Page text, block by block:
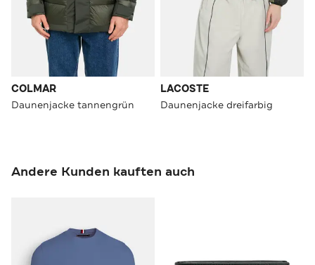
COLMAR
Daunenjacke tannengrün
LACOSTE
Daunenjacke dreifarbig
Andere Kunden kauften auch